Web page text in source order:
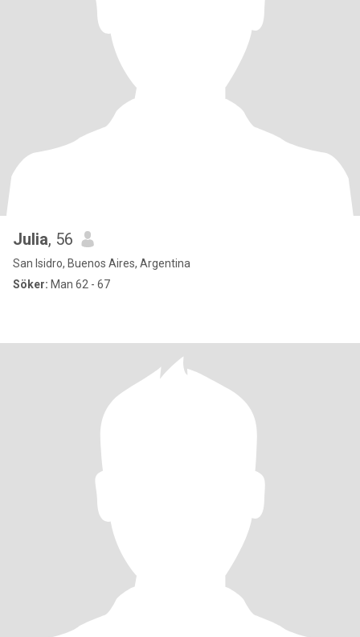
Julia, 56
San Isidro, Buenos Aires, Argentina
Söker: Man 62 - 67